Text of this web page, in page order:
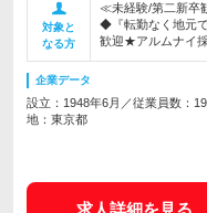
対象と
なる方
≪未経験/第二新卒
◆『転勤なく地元
歓迎★アルムナイ
企業データ
設立：1948年6月／従業員数：
地：東京都
求人詳細を見る